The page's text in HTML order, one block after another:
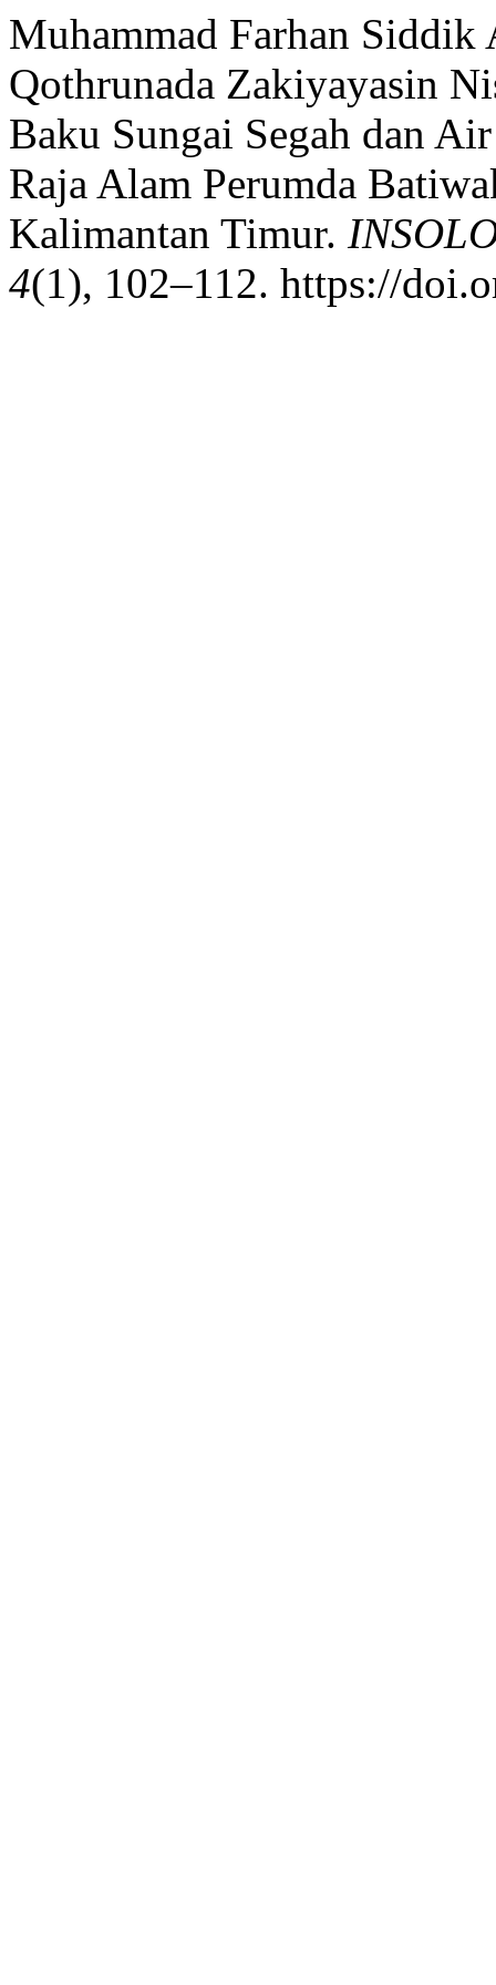
Muhammad Farhan
Qothrunada Zakiyayasin
Baku Sungai Segah dan
Raja Alam Perumda
Kalimantan Timur.
4(1), 102–112. https://